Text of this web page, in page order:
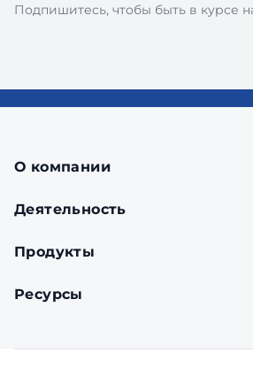
Подпишитесь, чтобы быть в курсе
О компании
Деятельность
Продукты
Ресурсы